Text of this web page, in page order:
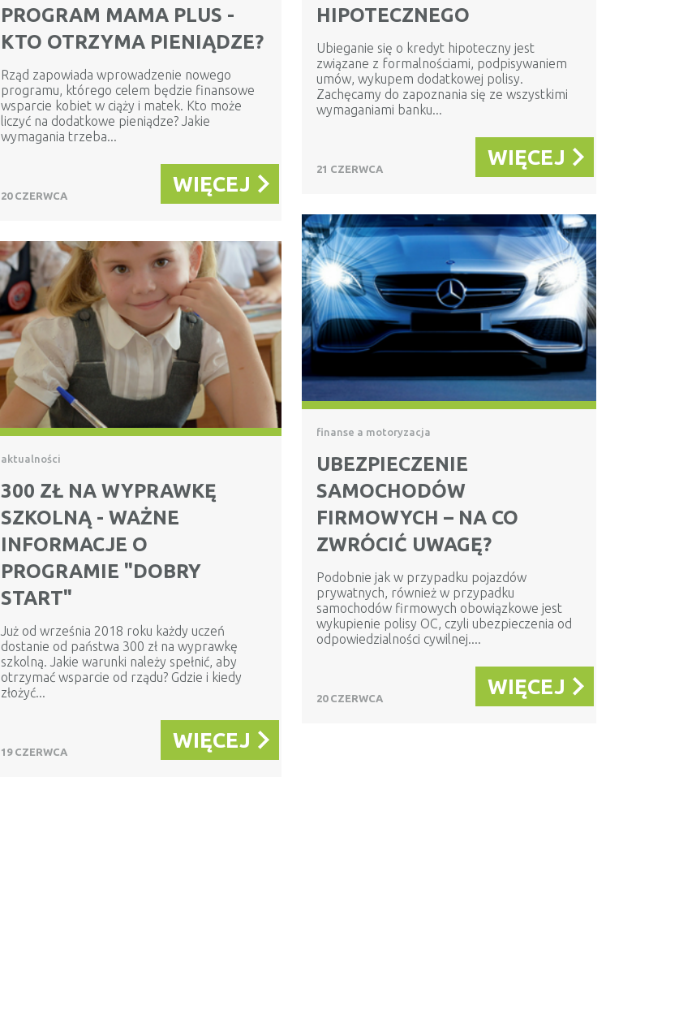
HIPOTECZNEGO
Ubieganie się o kredyt hipoteczny jest
związane z formalnościami, podpisywaniem
umów, wykupem dodatkowej polisy.
Zachęcamy do zapoznania się ze wszystkimi
wymaganiami banku...
21 CZERWCA WIĘCEJ
PROGRAM MAMA PLUS -
KTO OTRZYMA PIENIĄDZE?
Rząd zapowiada wprowadzenie nowego
programu, którego celem będzie finansowe
wsparcie kobiet w ciąży i matek. Kto może
liczyć na dodatkowe pieniądze? Jakie
wymagania trzeba...
20 CZERWCA WIĘCEJ
finanse a motoryzacja
UBEZPIECZENIE
SAMOCHODÓW
FIRMOWYCH – NA CO
ZWRÓCIĆ UWAGĘ?
Podobnie jak w przypadku pojazdów
prywatnych, również w przypadku
samochodów firmowych obowiązkowe jest
wykupienie polisy OC, czyli ubezpieczenia od
odpowiedzialności cywilnej....
20 CZERWCA WIĘCEJ
aktualności
300 ZŁ NA WYPRAWKĘ
SZKOLNĄ - WAŻNE
INFORMACJE O
PROGRAMIE "DOBRY
START"
Już od września 2018 roku każdy uczeń
dostanie od państwa 300 zł na wyprawkę
szkolną. Jakie warunki należy spełnić, aby
otrzymać wsparcie od rządu? Gdzie i kiedy
złożyć...
19 CZERWCA WIĘCEJ